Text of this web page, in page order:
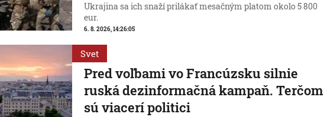
Ukrajina sa ich snaží prilákať mesačným platom okolo 5 800
eur.
6. 8. 2026, 14:26:05
Svet
Pred voľbami vo Francúzsku silnie
ruská dezinformačná kampaň. Terčom
sú viacerí politici